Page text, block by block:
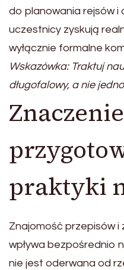
do planowania rejsów i
uczestnicy zyskują
wyłącznie formalne
Wskazówka: Traktuj
długofalowy, a nie
praktyki
Znajomość przepisów i
wpływa bezpośrednio
nie jest oderwana od